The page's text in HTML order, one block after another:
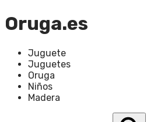
Oruga.es
Juguete
Juguetes
Oruga
Niños
Madera